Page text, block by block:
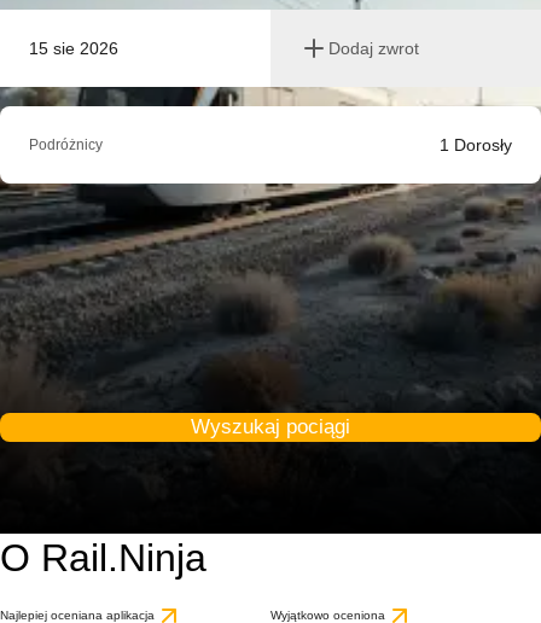
15 sie 2026 Dodaj zwrot
Podróżnicy 1 Dorosły
Wyszukaj pociągi
O Rail.Ninja
Najlepiej oceniana aplikacja Wyjątkowo oceniona